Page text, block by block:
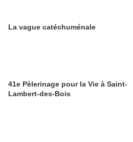
La vague catéchuménale
41e Pèlerinage pour la Vie à Saint-
Lambert-des-Bois